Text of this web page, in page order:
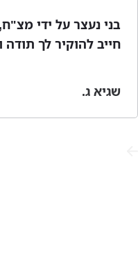
בני נעצר על ידי
חייב להוקיר לך
שגיא ג.